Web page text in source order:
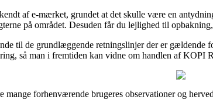
af e-mærket, grundet at det skulle være en
på området. Desuden får du lejlighed til
til de grundlæggende retningslinjer der er gældende
så man i fremtiden kan vidne om handlen af
mange forhenværende brugeres observationer og